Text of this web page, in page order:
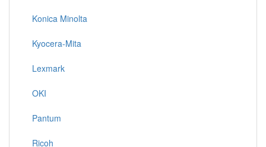
Konica Minolta
Kyocera-Mita
Lexmark
OKI
Pantum
Ricoh